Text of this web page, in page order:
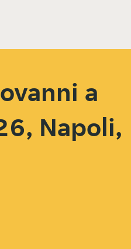
a
Napoli,